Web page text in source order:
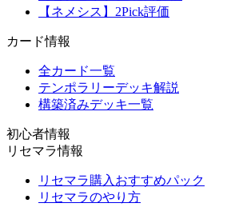
【ネメシス】2Pick評価
カード情報
全カード一覧
テンポラリーデッキ解説
構築済みデッキ一覧
初心者情報
リセマラ情報
リセマラ購入おすすめパック
リセマラのやり方